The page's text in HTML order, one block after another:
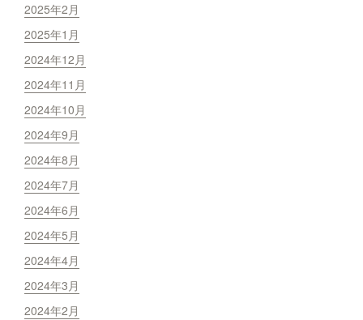
2025年2月
2025年1月
2024年12月
2024年11月
2024年10月
2024年9月
2024年8月
2024年7月
2024年6月
2024年5月
2024年4月
2024年3月
2024年2月